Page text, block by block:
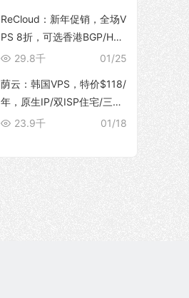
ReCloud：新年促销，全场V
PS 8折，可选香港BGP/HG
C、台湾TFN/Hinet家宽、马
01/25
29.8千
荫云：韩国VPS，特价$118/
年，原生IP/双ISP住宅/三网
优化直连/250M带宽@5T流
01/18
23.9千